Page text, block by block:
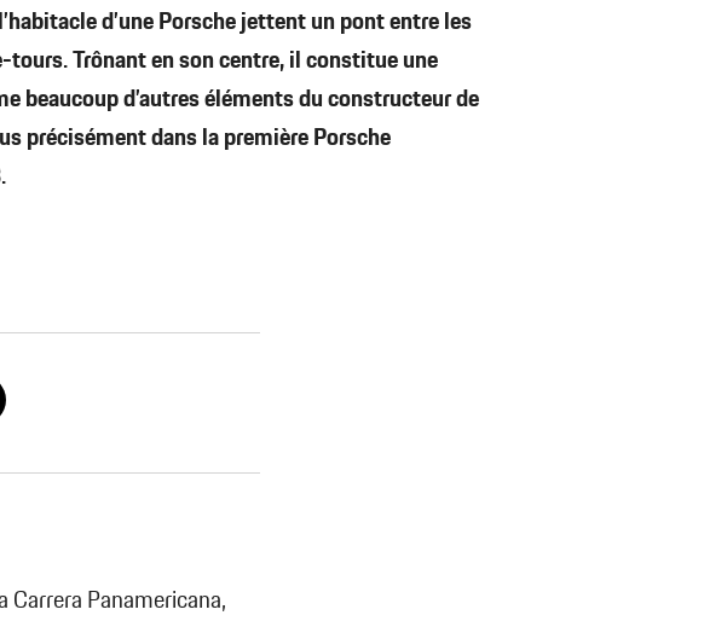
d’une Porsche jettent un pont entre les
tours. Trônant en son centre, il constitue une
beaucoup d’autres éléments du constructeur de
précisément dans la première Porsche
Panamericana,